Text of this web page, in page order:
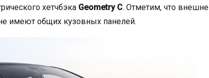
хетчбэка Geometry C. Отметим, что внешне
имеют общих кузовных панелей.